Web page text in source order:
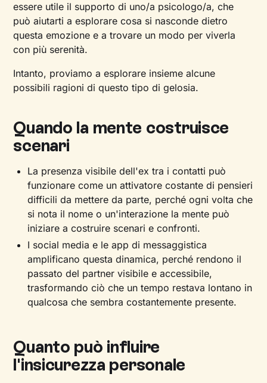
essere utile il supporto di uno/a psicologo/a, che
può aiutarti a esplorare cosa si nasconde dietro
questa emozione e a trovare un modo per viverla
con più serenità.
Intanto, proviamo a esplorare insieme alcune
possibili ragioni di questo tipo di gelosia.
Quando la mente costruisce
scenari
La presenza visibile dell'ex tra i contatti può
funzionare come un attivatore costante di pensieri
difficili da mettere da parte, perché ogni volta che
si nota il nome o un'interazione la mente può
iniziare a costruire scenari e confronti.
I social media e le app di messaggistica
amplificano questa dinamica, perché rendono il
passato del partner visibile e accessibile,
trasformando ciò che un tempo restava lontano in
qualcosa che sembra costantemente presente.
Quanto può influire
l'insicurezza personale